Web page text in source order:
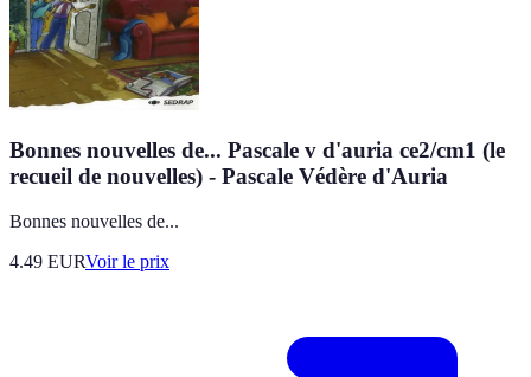
Bonnes nouvelles de... Pascale v d'auria ce2/cm1 (le
recueil de nouvelles) - Pascale Védère d'Auria
Bonnes nouvelles de...
4.49 EURVoir le prix